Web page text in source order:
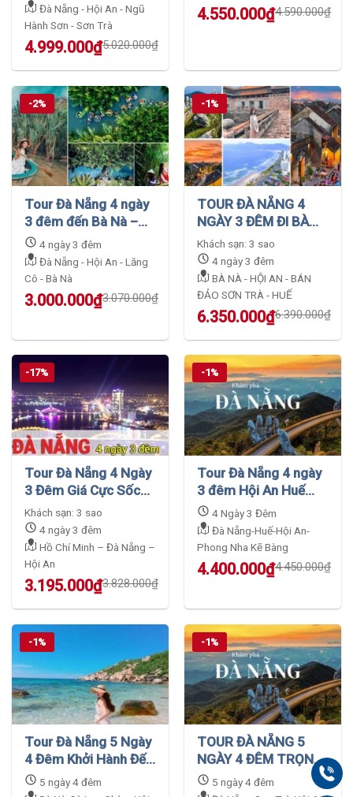
Đà Nẵng - Hội An - Ngũ
Hành Sơn - Sơn Trà
5.020.000₫
Original
5.020.000₫.
4.999.000₫
Current
4.999.000₫.
4.590.000₫
Original
4.550.000₫
Current
-2%
Tour Đà Nẵng 4 ngày
3 đêm đến Bà Nà –
Rừng Dừa Ký Ức và
Hội An
4 ngày 3 đêm
Đà Nẵng - Hội An - Lăng
Cô - Bà Nà
3.070.000₫
Original
3.070.000₫.
3.000.000₫
Current
3.000.000₫.
-1%
TOUR ĐÀ NẴNG 4
NGÀY 3 ĐÊM ĐI BÀ
NÀ – HỘI AN – BÁN
ĐẢO SƠN TRÀ – HUẾ
Khách sạn: 3 sao
4 ngày 3 đêm
BÀ NÀ - HỘI AN - BÁN
ĐẢO SƠN TRÀ - HUẾ
6.390.000₫
Original
6.390.000₫.
6.350.000₫
Current
6.350.000₫.
-17%
Tour Đà Nẵng 4 Ngày
3 Đêm Giá Cực Sốc
Giảm Tới 17 Phần
Trăm
Khách sạn: 3 sao
4 ngày 3 đêm
Hồ Chí Minh – Đà Nẵng –
Hội An
3.828.000₫
Original
3.828.000₫.
3.195.000₫
Current
3.195.000₫.
-1%
Tour Đà Nẵng 4 ngày
3 đêm Hội An Huế
động Thiên Đường
GIÁ SỐC
4 Ngày 3 Đêm
Đà Nẵng-Huế-Hội An-
Phong Nha Kẽ Bàng
4.450.000₫
Original
4.450.000₫.
4.400.000₫
Current
4.400.000₫.
-1%
Tour Đà Nẵng 5 Ngày
4 Đêm Khởi Hành Đến
Huế – Quảng Bình Giá
5 ngày 4 đêm
-1%
TOUR ĐÀ NẴNG 5
NGÀY 4 ĐÊM TRỌN
GÓI KHÁM PHÁ VẺ
5 ngày 4 đêm